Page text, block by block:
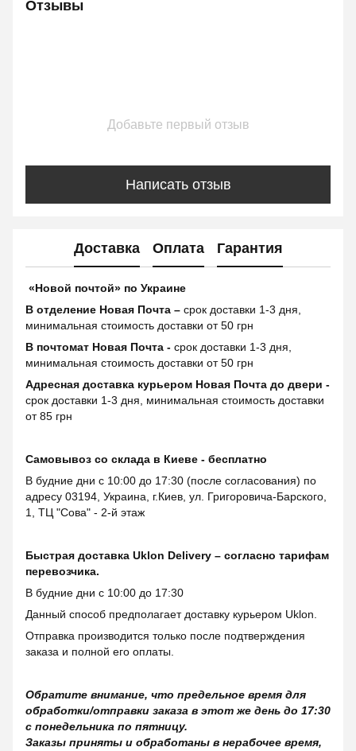
Отзывы
Добавьте первый отзыв
Написать отзыв
Доставка Оплата Гарантия
«Новой почтой» по Украине
В отделение Новая Почта – срок доставки 1-3 дня,
минимальная стоимость доставки от 50 грн
В почтомат Новая Почта - срок доставки 1-3 дня,
минимальная стоимость доставки от 50 грн
Адресная доставка курьером Новая Почта до двери -
срок доставки 1-3 дня, минимальная стоимость доставки
от 85 грн
Самовывоз со склада в Киеве - бесплатно
В будние дни с 10:00 до 17:30 (после согласования) по
адресу 03194, Украина, г.Киев, ул. Григоровича-Барского,
1, ТЦ "Сова" - 2-й этаж
Быстрая доставка Uklon Delivery – согласно тарифам
перевозчика.
В будние дни с 10:00 до 17:30
Данный способ предполагает доставку курьером Uklon.
Отправка производится только после подтверждения
заказа и полной его оплаты.
Обратите внимание, что предельное время для
обработки/отправки заказа в этот же день до 17:30
с понедельника по пятницу.
Заказы приняты и обработаны в нерабочее время,